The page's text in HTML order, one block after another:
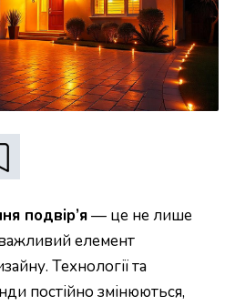
подвір’я— це не лише
елемент
Технології та
постійно змінюються,